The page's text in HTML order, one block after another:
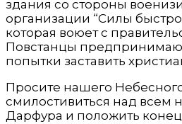
здания со стороны
организации “Силы
которая воюет с
Повстанцы
попытки заставить
Просите нашего
смилостивиться над всем
Дарфура и положить